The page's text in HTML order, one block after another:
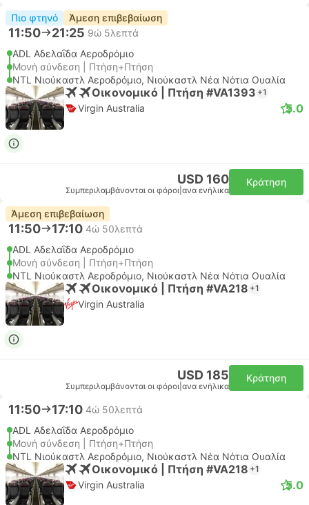
Πιο φτηνό Άμεση επιβεβαίωση
11:50 21:25 9ώ 5λεπτά
ADL Αδελαΐδα Αεροδρόμιο
Μονή σύνδεση | Πτήση+Πτήση
NTL Νιούκαστλ Αεροδρόμιο, Νιούκαστλ Νέα Νότια Ουαλία
Οικονομικό | Πτήση #VA1393 +1
Virgin Australia 5.0
USD 160
Συμπεριλαμβάνονται οι φόροι ανα ενήλικα
Κράτηση
Άμεση επιβεβαίωση
11:50 17:10 4ώ 50λεπτά
ADL Αδελαΐδα Αεροδρόμιο
Μονή σύνδεση | Πτήση+Πτήση
NTL Νιούκαστλ Αεροδρόμιο, Νιούκαστλ Νέα Νότια Ουαλία
Οικονομικό | Πτήση #VA218 +1
Virgin Australia
USD 185
Συμπεριλαμβάνονται οι φόροι ανα ενήλικα
Κράτηση
11:50 17:10 4ώ 50λεπτά
ADL Αδελαΐδα Αεροδρόμιο
Μονή σύνδεση | Πτήση+Πτήση
NTL Νιούκαστλ Αεροδρόμιο, Νιούκαστλ Νέα Νότια Ουαλία
Οικονομικό | Πτήση #VA218 +1
Virgin Australia 5.0